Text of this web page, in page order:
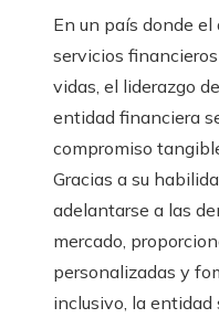
En un país donde el
servicios
vidas, el liderazgo
entidad financiera
compromiso
Gracias a su
adelantarse a las
mercado,
personalizadas y
inclusivo, la